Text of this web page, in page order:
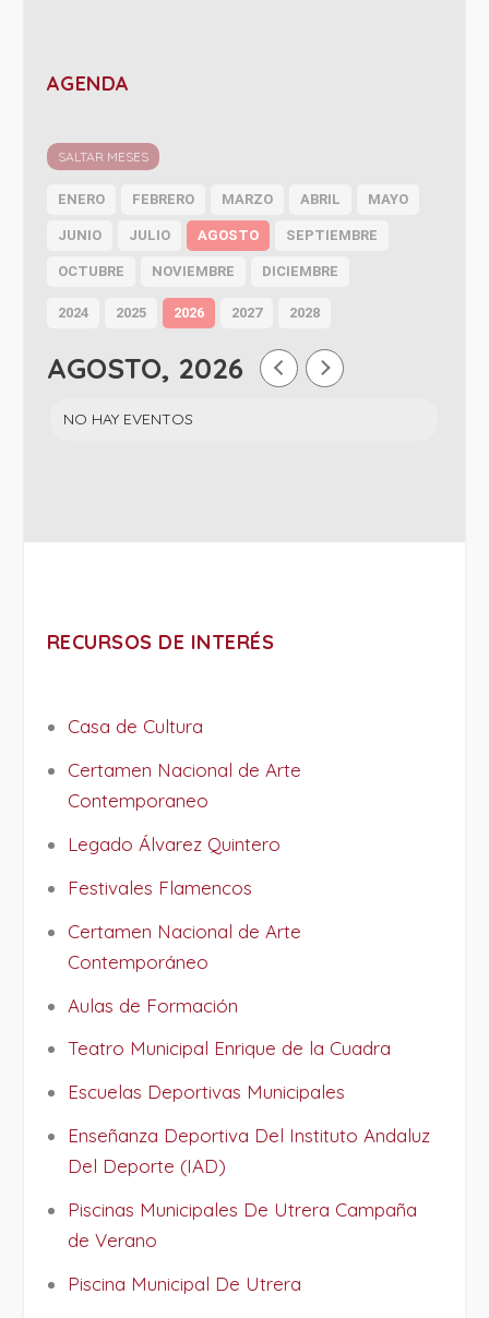
AGENDA
SALTAR MESES
ENERO FEBRERO MARZO ABRIL MAYO
JUNIO JULIO AGOSTO SEPTIEMBRE
OCTUBRE NOVIEMBRE DICIEMBRE
2024 2025 2026 2027 2028
AGOSTO, 2026
NO HAY EVENTOS
RECURSOS DE INTERÉS
Casa de Cultura
Certamen Nacional de Arte
Contemporaneo
Legado Álvarez Quintero
Festivales Flamencos
Certamen Nacional de Arte
Contemporáneo
Aulas de Formación
Teatro Municipal Enrique de la Cuadra
Escuelas Deportivas Municipales
Enseñanza Deportiva Del Instituto Andaluz
Del Deporte (IAD)
Piscinas Municipales De Utrera Campaña
de Verano
Piscina Municipal De Utrera